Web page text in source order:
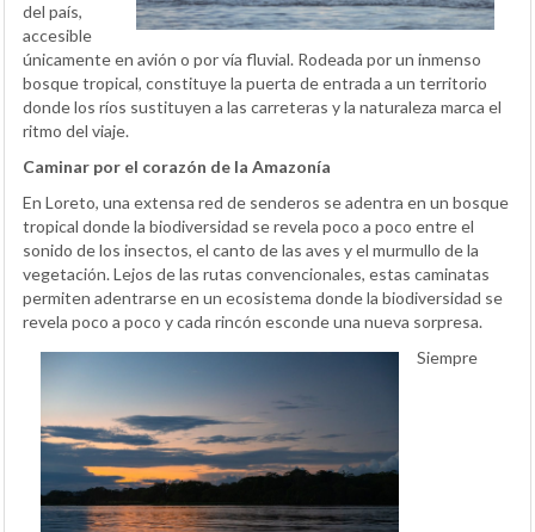
del país,
accesible
únicamente en avión o por vía fluvial. Rodeada por un inmenso
bosque tropical, constituye la puerta de entrada a un territorio
donde los ríos sustituyen a las carreteras y la naturaleza marca el
ritmo del viaje.
Caminar por el corazón de la Amazonía
En Loreto, una extensa red de senderos se adentra en un bosque
tropical donde la biodiversidad se revela poco a poco entre el
sonido de los insectos, el canto de las aves y el murmullo de la
vegetación. Lejos de las rutas convencionales, estas caminatas
permiten adentrarse en un ecosistema donde la biodiversidad se
revela poco a poco y cada rincón esconde una nueva sorpresa.
Siempre